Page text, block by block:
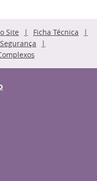
Site
Ficha Técnica